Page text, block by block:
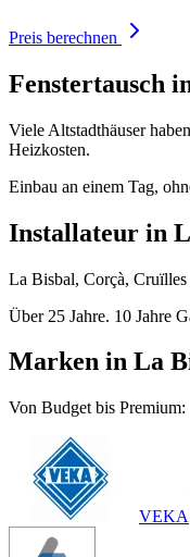
Preis berechnen
Fenstertausch
Viele Altstadthäuser
Heizkosten.
Einbau an einem Tag,
Installateur in
La Bisbal, Corçà,
Über 25 Jahre. 10 Jahre
Marken in La
Von Budget bis Premium:
VEKA